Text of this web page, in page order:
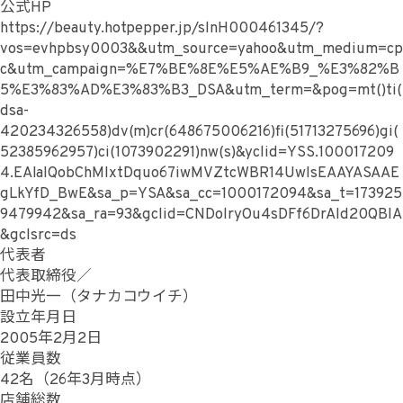
公式HP
https://beauty.hotpepper.jp/slnH000461345/?
vos=evhpbsy0003&&utm_source=yahoo&utm_medium=cp
c&utm_campaign=%E7%BE%8E%E5%AE%B9_%E3%82%B
5%E3%83%AD%E3%83%B3_DSA&utm_term=&pog=mt()ti(
dsa-
420234326558)dv(m)cr(648675006216)fi(51713275696)gi(
52385962957)ci(1073902291)nw(s)&yclid=YSS.100017209
4.EAIaIQobChMIxtDquo67iwMVZtcWBR14UwIsEAAYASAAE
gLkYfD_BwE&sa_p=YSA&sa_cc=1000172094&sa_t=173925
9479942&sa_ra=93&gclid=CNDolryOu4sDFf6DrAId20QBIA
&gclsrc=ds
代表者
代表取締役／
田中光一（タナカコウイチ）
設立年月日
2005年2月2日
従業員数
42名（26年3月時点）